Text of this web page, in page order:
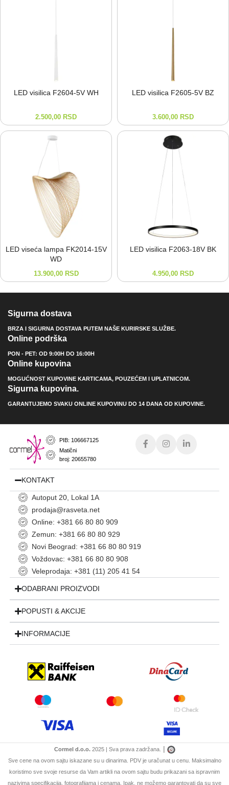
LED visilica F2604-⁠5V WH
2.500,00 RSD
LED visilica F2605-⁠5V BZ
3.600,00 RSD
LED viseća lampa FK2014-⁠15V
WD
13.900,00 RSD
LED visilica F2063-⁠18V BK
4.950,00 RSD
Sigurna dostava
BRZA I SIGURNA DOSTAVA PUTEM NAŠE KURIRSKE SLUŽBE.
Online podrška
PON - PET: OD 9:00H DO 16:00H
Online kupovina
MOGUĆNOST KUPOVINE KARTICAMA, POUZEĆEM I UPLATNICOM.
Sigurna kupovina.
GARANTUJEMO SVAKU ONLINE KUPOVINU DO 14 DANA OD KUPOVINE.
PIB: 106667125
Matični
broj: 20655780
KONTAKT
Autoput 20, Lokal 1A
prodaja@rasveta.net
Online: +381 66 80 80 909
Zemun: +381 66 80 80 929
Novi Beograd: +381 66 80 80 919
Voždovac: +381 66 80 80 908
Veleprodaja: +381 (11) 205 41 54
ODABRANI PROIZVODI
POPUSTI & AKCIJE
INFORMACIJE
Cormel d.o.o.2025 | Sva prava zadržana. |
Sve cene na ovom sajtu iskazane su u dinarima. PDV je uračunat u cenu. Maksimalno
koristimo sve svoje resurse da Vam artikli na ovom sajtu budu prikazani sa ispravnim
nazivima specifikacija, fotografijama i cenama. Ipak, ne možemo garantovati da su sve